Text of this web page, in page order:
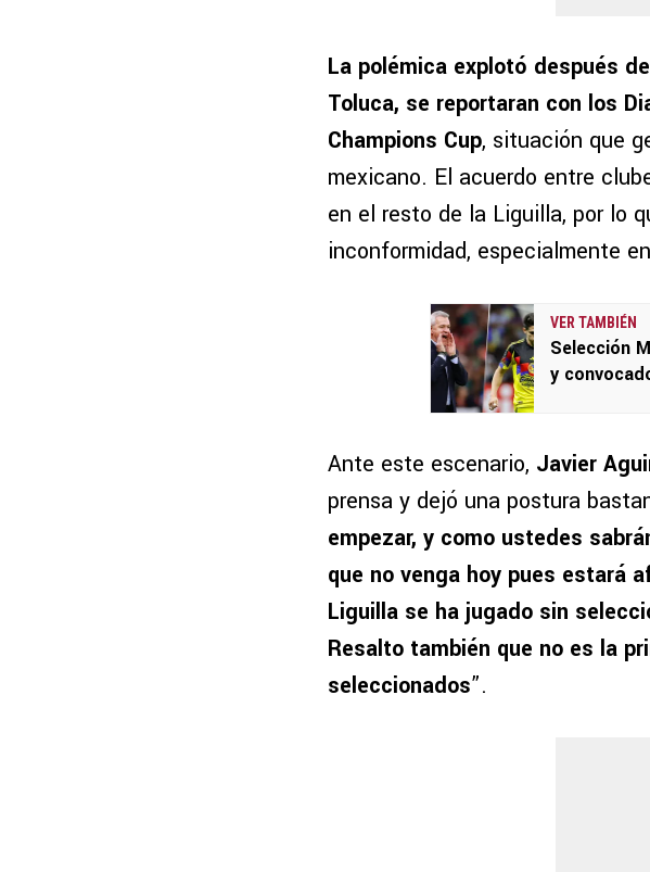
La polémica explotó después
Toluca, se reportaran con los
Champions Cup, situación que
mexicano. El acuerdo entre
en el resto de la Liguilla, por lo
inconformidad, especialmente
VER TAMBIÉN
Selección
y
Ante este escenario, Javier
prensa y dejó una postura
empezar, y como ustedes
que no venga hoy pues estará
Liguilla se ha jugado sin
Resalto también que no es la
seleccionados”.